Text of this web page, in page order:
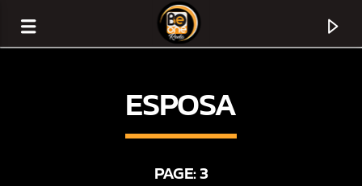
ESPOSA
PAGE: 3